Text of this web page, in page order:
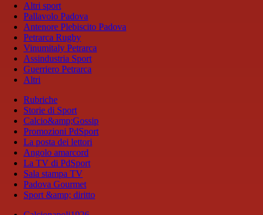
Altri sport
Pallavolo Padova
Antenore Plebiscito Padova
Petrarca Rugby
Vinumitaly Petrarca
Assindustria Sport
Guerriero Petrarca
Altri
Rubriche
Storie di Sport
Calcio&amp;Gossip
Promozioni PdSport
La posta dei lettori
Angolo amarcord
La TV di PdSport
Sala stampa TV
Padova Gourmet
Sport &amp; diritto